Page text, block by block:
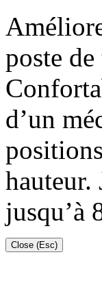
poste
d’un
jusqu’à
Close (Esc)